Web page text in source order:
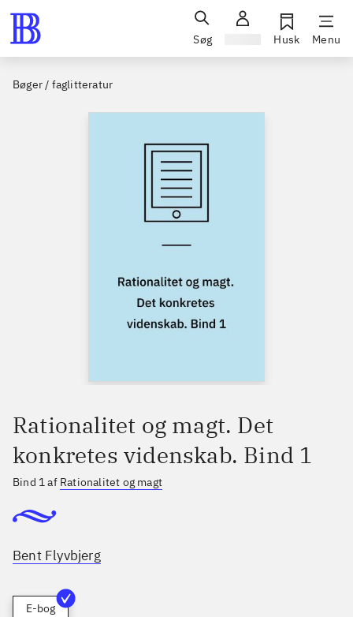
Søg Husk Menu
Bøger / faglitteratur
Rationalitet og magt. Det
konkretes videnskab. Bind 1
Bind 1 af Rationalitet og magt
Bent Flyvbjerg
E-bog